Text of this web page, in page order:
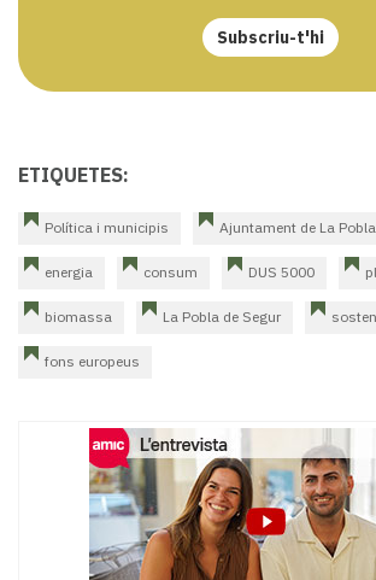
Subscriu-t'hi
ETIQUETES:
Política i municipis Ajuntament de La
energia consum DUS 5000
biomassa La Pobla de Segur
fons europeus